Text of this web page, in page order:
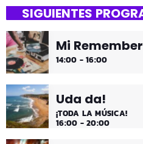
SIGUIENTES
Mi Remember
14:00 - 16:00
Uda da!
¡TODA LA MÚSICA!
16:00 - 20:00